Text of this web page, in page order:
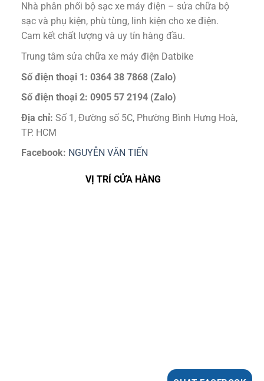
Nhà phân phối bộ sạc xe máy điện – sửa chữa bộ
sạc và phụ kiện, phù tùng, linh kiện cho xe điện.
Cam kết chất lượng và uy tín hàng đầu.
Trung tâm sửa chữa xe máy điện Datbike
Số điện thoại 1: 0364 38 7868 (Zalo)
Số điện thoại 2: 0905 57 2194 (Zalo)
Địa chỉ: Số 1, Đường số 5C, Phường Bình Hưng Hoà,
TP. HCM
Facebook: NGUYỄN VĂN TIẾN
VỊ TRÍ CỬA HÀNG